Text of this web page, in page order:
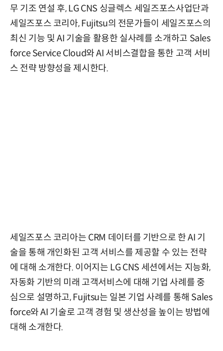
무 기조 연설 후, LG CNS 싱글렉스 세일즈포스사업단과
세일즈포스 코리아, Fujitsu의 전문가들이 세일즈포스의
최신 기능 및 AI 기술을 활용한 실사례를 소개하고 Sales
force Service Cloud와 AI 서비스결합을 통한 고객 서비
스 전략 방향성을 제시한다.
세일즈포스 코리아는 CRM 데이터를 기반으로 한 AI 기
술을 통해 개인화된 고객 서비스를 제공할 수 있는 전략
에 대해 소개한다. 이어지는 LG CNS 세션에서는 지능화,
자동화 기반의 미래 고객서비스에 대해 기업 사례를 중
심으로 설명하고, Fujitsu는 일본 기업 사례를 통해 Sales
force와 AI 기술로 고객 경험 및 생산성을 높이는 방법에
대해 소개한다.